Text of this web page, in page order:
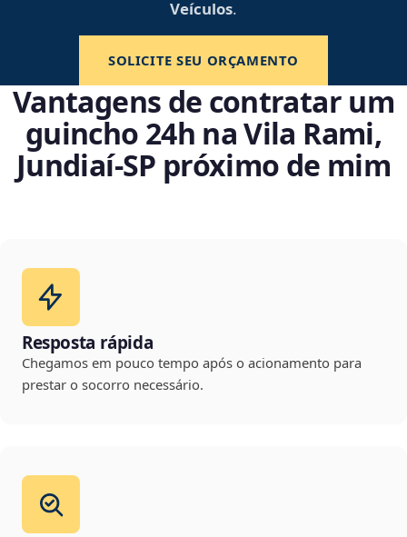
Veículos.
SOLICITE SEU ORÇAMENTO
Vantagens de contratar um
guincho 24h na Vila Rami,
Jundiaí‑SP próximo de mim
Resposta rápida
Chegamos em pouco tempo após o acionamento para
prestar o socorro necessário.